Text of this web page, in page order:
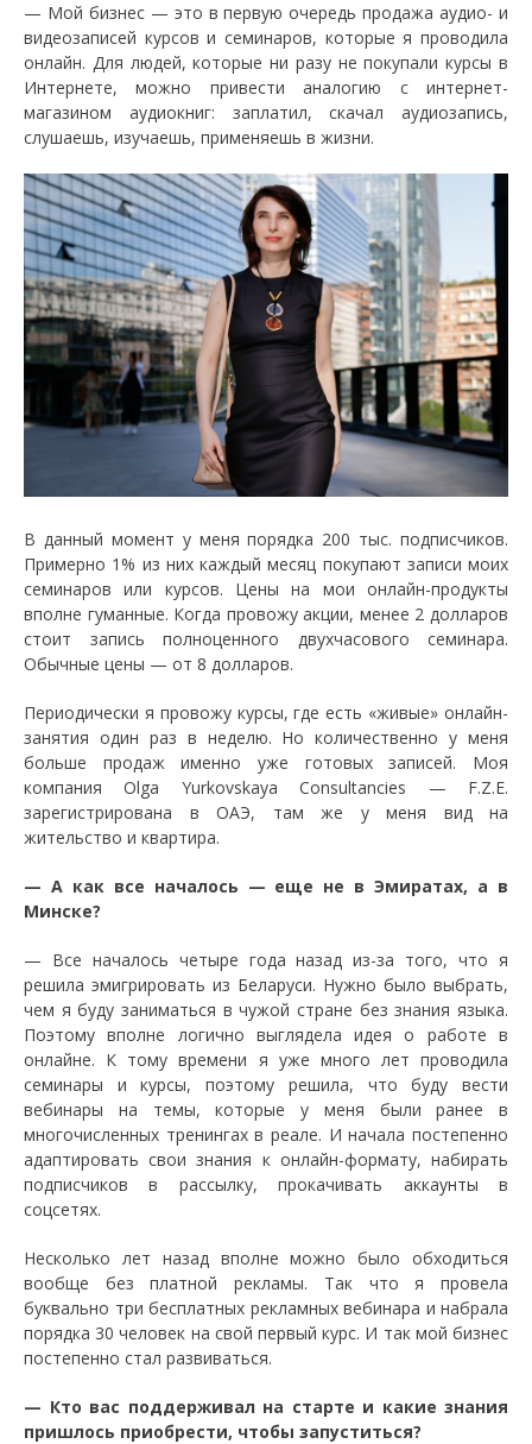
— Мой бизнес — это в первую очередь продажа аудио- и
видеозаписей курсов и семинаров, которые я проводила
онлайн. Для людей, которые ни разу не покупали курсы в
Интернете, можно привести аналогию с интернет-
магазином аудиокниг: заплатил, скачал аудиозапись,
слушаешь, изучаешь, применяешь в жизни.
В данный момент у меня порядка 200 тыс. подписчиков.
Примерно 1% из них каждый месяц покупают записи моих
семинаров или курсов. Цены на мои онлайн-продукты
вполне гуманные. Когда провожу акции, менее 2 долларов
стоит запись полноценного двухчасового семинара.
Обычные цены — от 8 долларов.
Периодически я провожу курсы, где есть «живые» онлайн-
занятия один раз в неделю. Но количественно у меня
больше продаж именно уже готовых записей. Моя
компания Olga Yurkovskaya Consultancies — F.Z.E.
зарегистрирована в ОАЭ, там же у меня вид на
жительство и квартира.
— А как все началось — еще не в Эмиратах, а в
Минске?
— Все началось четыре года назад из-за того, что я
решила эмигрировать из Беларуси. Нужно было выбрать,
чем я буду заниматься в чужой стране без знания языка.
Поэтому вполне логично выглядела идея о работе в
онлайне. К тому времени я уже много лет проводила
семинары и курсы, поэтому решила, что буду вести
вебинары на темы, которые у меня были ранее в
многочисленных тренингах в реале. И начала постепенно
адаптировать свои знания к онлайн-формату, набирать
подписчиков в рассылку, прокачивать аккаунты в
соцсетях.
Несколько лет назад вполне можно было обходиться
вообще без платной рекламы. Так что я провела
буквально три бесплатных рекламных вебинара и набрала
порядка 30 человек на свой первый курс. И так мой бизнес
постепенно стал развиваться.
— Кто вас поддерживал на старте и какие знания
пришлось приобрести, чтобы запуститься?